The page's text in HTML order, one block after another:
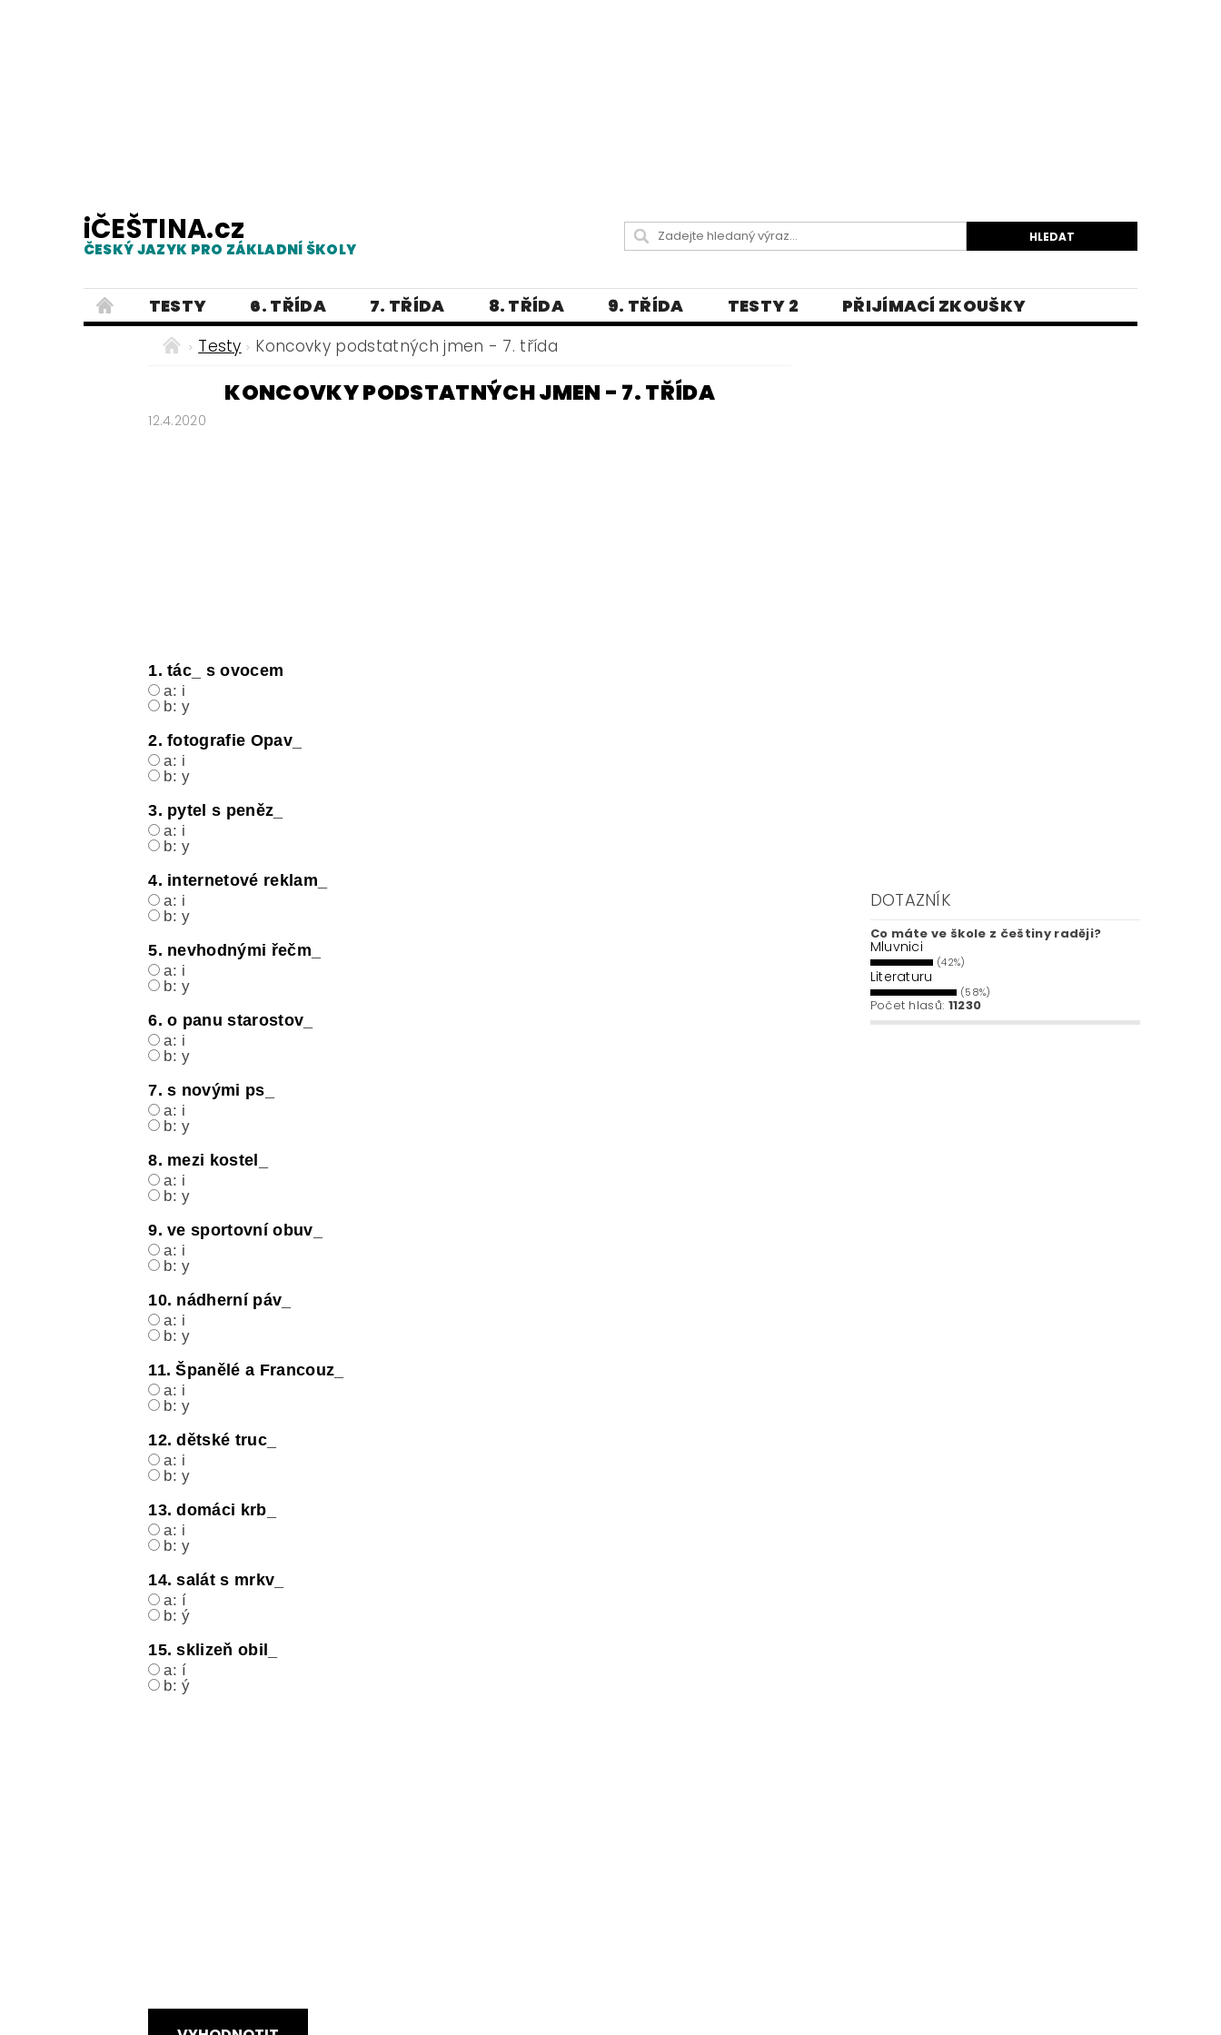
iČEŠTINA.cz
ČESKÝ JAZYK PRO ZÁKLADNÍ ŠKOLY
TESTY 6. TŘÍDA 7. TŘÍDA 8. TŘÍDA 9. TŘÍDA TESTY 2
PŘIJÍMACÍ ZKOUŠKY
PRAVOPIS
PRACOVNÍ LISTY LITERATURA
ČEŠTINA PRO UKRAJINCE - ЧЕСЬКА МОВА ДЛЯ УКРАЇНЦІВ
BLOG - VŠE O ČEŠTINĚ
Testy Koncovky podstatných jmen - 7. třída
KONCOVKY PODSTATNÝCH JMEN - 7. TŘÍDA
12.4.2020
1. tác_ s ovocem
a: i
b: y
2. fotografie Opav_
a: i
b: y
3. pytel s peněz_
a: i
b: y
4. internetové reklam_
a: i
b: y
5. nevhodnými řečm_
a: i
b: y
6. o panu starostov_
a: i
b: y
7. s novými ps_
a: i
b: y
8. mezi kostel_
a: i
b: y
9. ve sportovní obuv_
a: i
b: y
10. nádherní páv_
a: i
b: y
11. Španělé a Francouz_
a: i
b: y
12. dětské truc_
a: i
b: y
13. domáci krb_
a: i
b: y
14. salát s mrkv_
a: í
b: ý
15. sklizeň obil_
a: í
b: ý
DOTAZNÍK
Co máte ve škole z češtiny raději?
Mluvnici
(42%)
Literaturu
(58%)
Počet hlasů: 11230